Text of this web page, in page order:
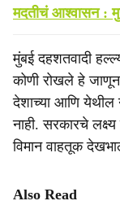
मदतीचं आश्वासन :
मुंबई दहशतवादी
कोणी रोखले हे जाणून
देशाच्या आणि येथील
नाही. सरकारचे
विमान वाहतूक
Also Read